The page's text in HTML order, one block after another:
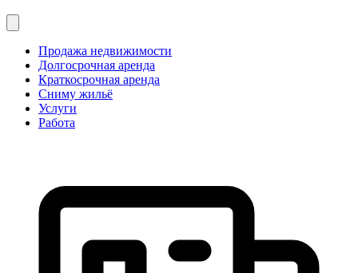
Продажа недвижимости
Долгосрочная аренда
Краткосрочная аренда
Сниму жильё
Услуги
Работа